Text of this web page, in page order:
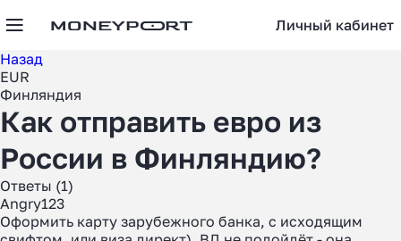
Личный кабинет
Назад
EUR
Финляндия
Как отправить евро из
России в Финляндию?
Ответы (1)
Angry123
Оформить карту зарубежного банка, с исходящим